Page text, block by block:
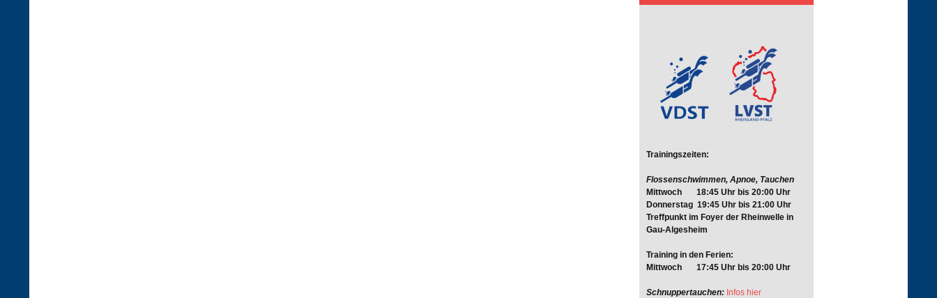
Trainingszeiten:
Flossenschwimmen, Apnoe, Tauchen
Mittwoch 18:45 Uhr bis 20:00 Uhr
Donnerstag 19:45 Uhr bis 21:00 Uhr
Treffpunkt im Foyer der Rheinwelle in
Gau-Algesheim
Training in den Ferien:
Mittwoch 17:45 Uhr bis 20:00 Uhr
Schnuppertauchen: Infos hier